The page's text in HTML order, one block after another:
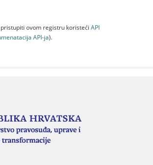
ovom registru koristeći API
API-jа).